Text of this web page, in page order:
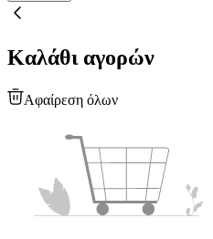
Καλάθι αγορών
Αφαίρεση όλων